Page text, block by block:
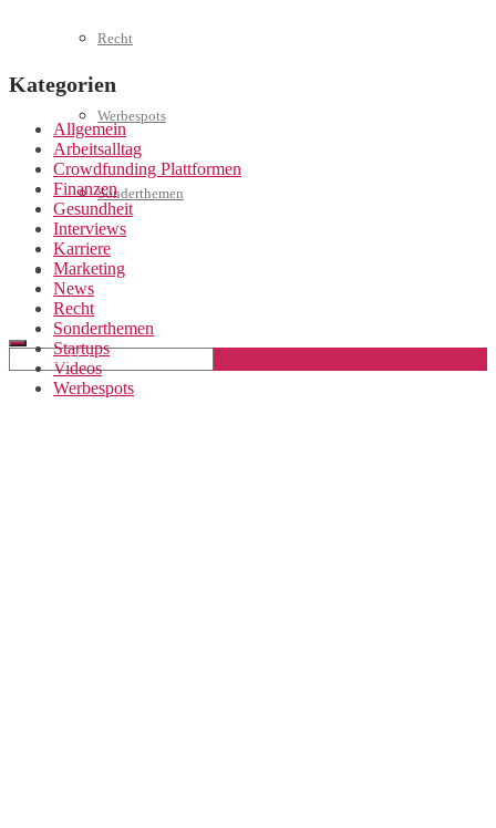
Recht
Werbespots
Sonderthemen
Geschäftskonto eröffnen
Kategorien
Allgemein
Arbeitsalltag
Crowdfunding Plattformen
Finanzen
Gesundheit
Interviews
Karriere
Marketing
News
Recht
Sonderthemen
Startups
Videos
Werbespots